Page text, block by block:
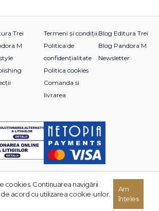
Trei
M
Termeni și condiții
Politica de
confidențialitate
Politica cookies
Comanda si
livrarea
Blog Editura Trei
Blog Pandora M
Newsletter
Editorial TREI. Toate drepturile rezervate.
cookies. Continuarea navigării
acord cu utilizarea cookie-urilor.
Am
înțeles